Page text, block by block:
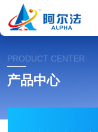
PRODUCT CENTER
产品中心